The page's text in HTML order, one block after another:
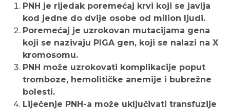
PNH je rijedak poremećaj krvi koji se javlja
kod jedne do dvije osobe od milion ljudi.
Poremećaj je uzrokovan mutacijama gena
koji se nazivaju PIGA gen, koji se nalazi na X
kromosomu.
PNH može uzrokovati komplikacije poput
tromboze, hemolitičke anemije i bubrežne
bolesti.
Liječenje PNH-a može uključivati transfuzije